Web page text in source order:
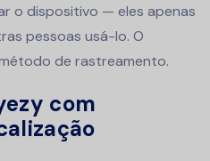
o dispositivo — eles apenas
pessoas usá-lo. O
de rastreamento.
com